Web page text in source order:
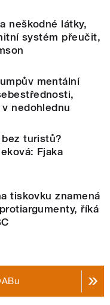
neškodné látky,
systém přeučit,
mentální
nedohlednu
turistů?
Fjaka
tiskovku znamená
říká